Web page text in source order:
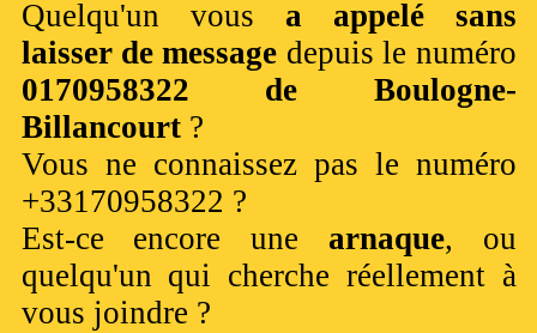
Quelqu'un vous a appelé sans
laisser de message depuis le numéro
0170958322 de Boulogne-
Billancourt?
Vous ne connaissez pas le numéro
+33170958322 ?
Est-ce encore une arnaque, ou
quelqu'un qui cherche réellement à
vous joindre ?